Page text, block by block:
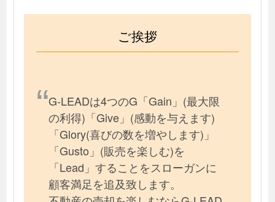
ご挨拶
G-LEADは4つのG「Gain」(最大限
の利得)「Give」(感動を与えます)
「Glory(喜びの数を増やします)」
「Gusto」(販売を楽しむ)を
「Lead」することをスローガンに
顧客満足を追及致します。